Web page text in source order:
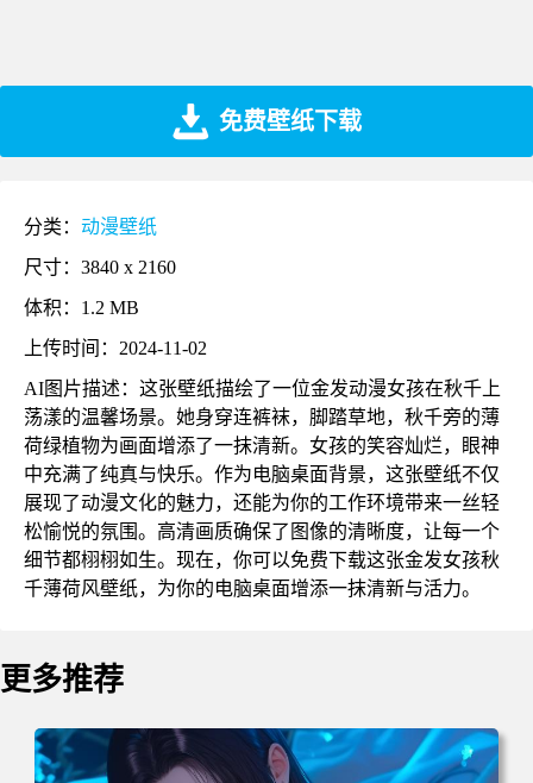
免费壁纸下载
分类： 动漫壁纸
尺寸：3840 x 2160
体积：1.2 MB
上传时间：2024-11-02
AI图片描述：这张壁纸描绘了一位金发动漫女孩在秋千上
荡漾的温馨场景。她身穿连裤袜，脚踏草地，秋千旁的薄
荷绿植物为画面增添了一抹清新。女孩的笑容灿烂，眼神
中充满了纯真与快乐。作为电脑桌面背景，这张壁纸不仅
展现了动漫文化的魅力，还能为你的工作环境带来一丝轻
松愉悦的氛围。高清画质确保了图像的清晰度，让每一个
细节都栩栩如生。现在，你可以免费下载这张金发女孩秋
千薄荷风壁纸，为你的电脑桌面增添一抹清新与活力。
更多推荐